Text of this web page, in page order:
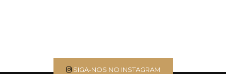
SIGA-NOS NO INSTAGRAM